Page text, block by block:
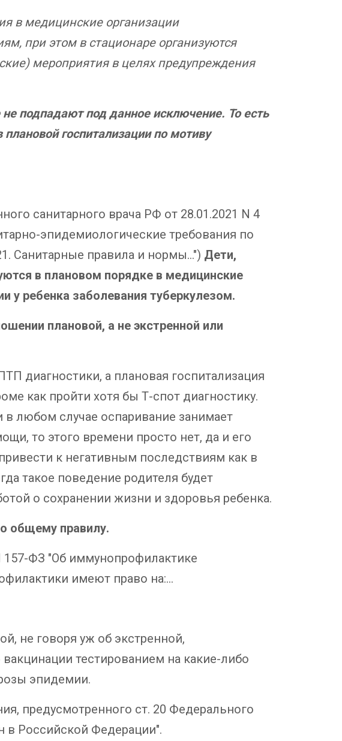
в медицинские организации
при этом в стационаре организуются
мероприятия в целях предупреждения
подпадают под данное исключение. То есть
госпитализации по мотиву
санитарного врача РФ от 28.01.2021 N 4
эпидемиологические требования по
Санитарные правила и нормы...") Дети,
в плановом порядке в медицинские
у ребенка заболевания туберкулезом.
плановой, а не экстренной или
диагностики, а плановая госпитализация
как пройти хотя бы Т-спот диагностику.
в любом случае оспаривание занимает
то этого времени просто нет, да и его
к негативным последствиям как в
такое поведение родителя будет
о сохранении жизни и здоровья ребенка.
общему правилу.
ФЗ "Об иммунопрофилактике
имеют право на:…
не говоря уж об экстренной,
тестированием на какие-либо
эпидемии.
предусмотренного ст. 20 Федерального
в Российской Федерации".